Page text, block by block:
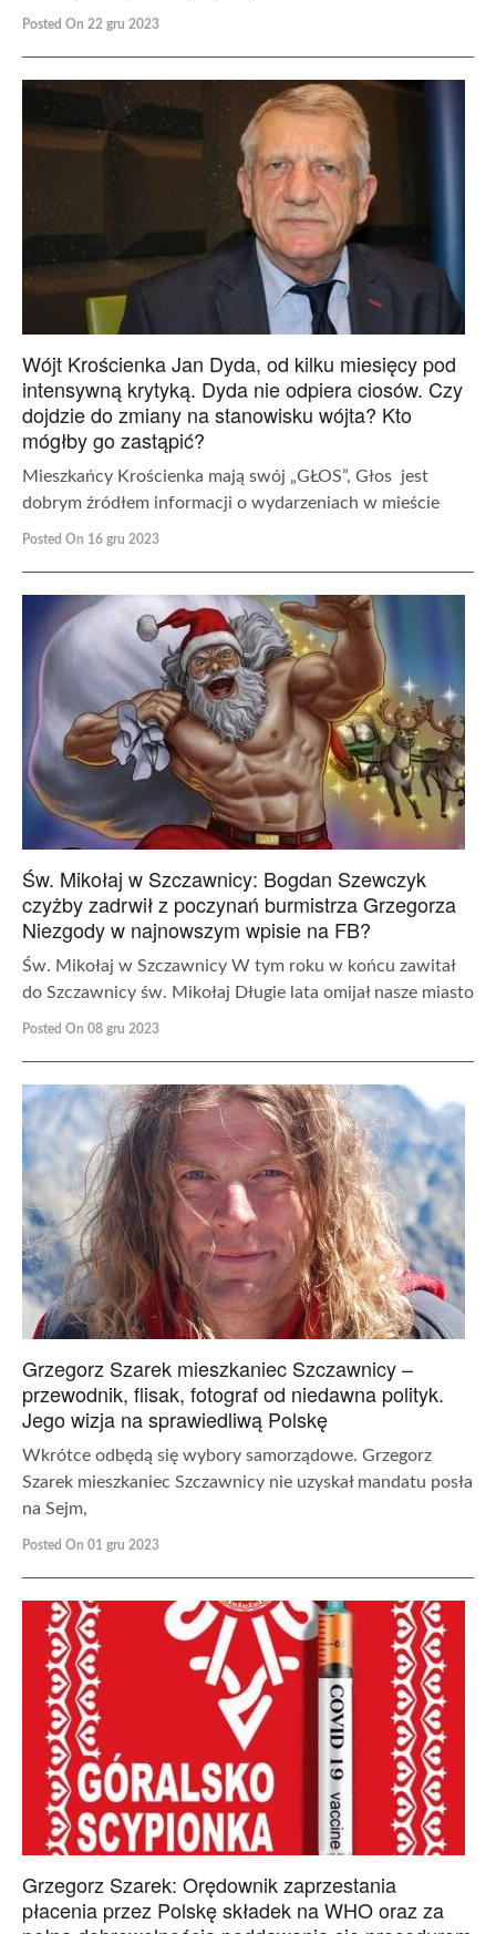
Posted On 22 gru 2023
Wójt Krościenka Jan Dyda, od kilku miesięcy pod
intensywną krytyką. Dyda nie odpiera ciosów. Czy
dojdzie do zmiany na stanowisku wójta? Kto
mógłby go zastąpić?
Mieszkańcy Krościenka mają swój „GŁOS”, Głos jest
dobrym źródłem informacji o wydarzeniach w mieście
Posted On 16 gru 2023
Św. Mikołaj w Szczawnicy: Bogdan Szewczyk
czyżby zadrwił z poczynań burmistrza Grzegorza
Niezgody w najnowszym wpisie na FB?
Św. Mikołaj w Szczawnicy W tym roku w końcu zawitał
do Szczawnicy św. Mikołaj Długie lata omijał nasze miasto
Posted On 08 gru 2023
Grzegorz Szarek mieszkaniec Szczawnicy –
przewodnik, flisak, fotograf od niedawna polityk.
Jego wizja na sprawiedliwą Polskę
Wkrótce odbędą się wybory samorządowe. Grzegorz
Szarek mieszkaniec Szczawnicy nie uzyskał mandatu posła
na Sejm,
Posted On 01 gru 2023
Grzegorz Szarek: Orędownik zaprzestania
płacenia przez Polskę składek na WHO oraz za